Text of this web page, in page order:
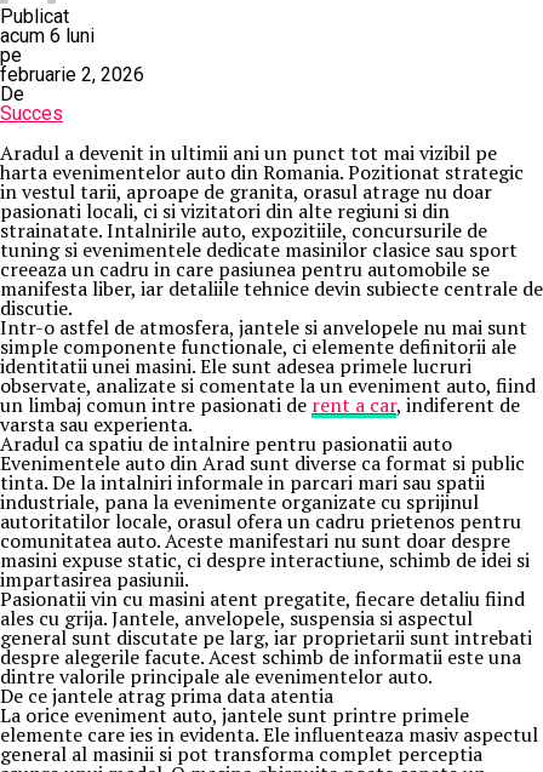
Publicat
acum 6 luni
pe
februarie 2, 2026
De
Succes
Aradul a devenit in ultimii ani un punct tot mai vizibil pe
harta evenimentelor auto din Romania. Pozitionat strategic
in vestul tarii, aproape de granita, orasul atrage nu doar
pasionati locali, ci si vizitatori din alte regiuni si din
strainatate. Intalnirile auto, expozitiile, concursurile de
tuning si evenimentele dedicate masinilor clasice sau sport
creeaza un cadru in care pasiunea pentru automobile se
manifesta liber, iar detaliile tehnice devin subiecte centrale de
discutie.
Intr-o astfel de atmosfera, jantele si anvelopele nu mai sunt
simple componente functionale, ci elemente definitorii ale
identitatii unei masini. Ele sunt adesea primele lucruri
observate, analizate si comentate la un eveniment auto, fiind
un limbaj comun intre pasionati de rent a car, indiferent de
varsta sau experienta.
Aradul ca spatiu de intalnire pentru pasionatii auto
Evenimentele auto din Arad sunt diverse ca format si public
tinta. De la intalniri informale in parcari mari sau spatii
industriale, pana la evenimente organizate cu sprijinul
autoritatilor locale, orasul ofera un cadru prietenos pentru
comunitatea auto. Aceste manifestari nu sunt doar despre
masini expuse static, ci despre interactiune, schimb de idei si
impartasirea pasiunii.
Pasionatii vin cu masini atent pregatite, fiecare detaliu fiind
ales cu grija. Jantele, anvelopele, suspensia si aspectul
general sunt discutate pe larg, iar proprietarii sunt intrebati
despre alegerile facute. Acest schimb de informatii este una
dintre valorile principale ale evenimentelor auto.
De ce jantele atrag prima data atentia
La orice eveniment auto, jantele sunt printre primele
elemente care ies in evidenta. Ele influenteaza masiv aspectul
general al masinii si pot transforma complet perceptia